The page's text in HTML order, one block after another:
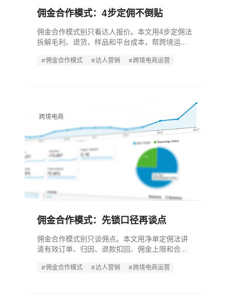
佣金合作模式：4步定佣不倒贴
佣金合作模式别只看达人报价。本文用4步定佣法
拆解毛利、退货、样品和平台成本，帮跨境运营
#佣金合作模式 #达人营销 #跨境电商运营
跨境电商
佣金合作模式：先锁口径再谈点
佣金合作模式别只谈佣点。本文用净单定佣法讲
清有效订单、归因、退款扣回、佣金上限和合同
#佣金合作模式 #达人营销 #跨境电商运营